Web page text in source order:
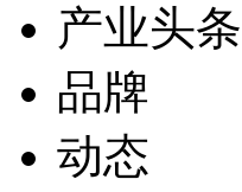
产业头条
品牌
动态